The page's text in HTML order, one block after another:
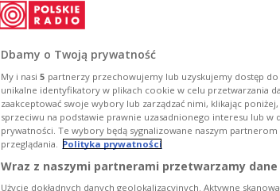
Muzeum Kaset przypomina
w walkmanach a nie
prawdopodobnie na świecie)
Zobacz więcej na temat:
Magnetofon i kasety
Dbamy o Twoją prywatność
My i nasi 5 partnerzy przechowujemy lub uzyskujemy dostęp
unikalne identyfikatory w plikach cookie w celu przetwarzania
zaakceptować swoje wybory lub zarządzać nimi, klikając
sprzeciwu na podstawie prawnie uzasadnionego interesu lub
prywatności. Te wybory będą sygnalizowane naszym partnerom
przeglądania. Polityka prywatności
Wraz z naszymi partnerami przetwarzamy
Użycie dokładnych danych geolokalizacyjnych. Aktywne